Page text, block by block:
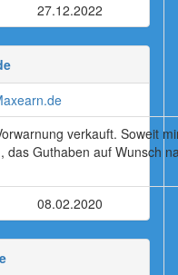
27.12.2022
verkauft. Soweit
das Guthaben auf Wunsch
08.02.2020